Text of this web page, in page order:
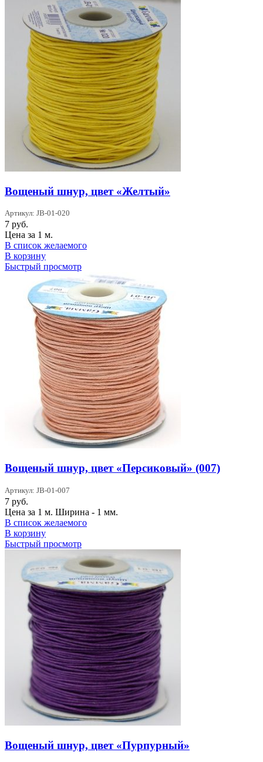
Вощеный шнур, цвет «Желтый»
Артикул: JB-01-020
7 руб.
Цена за 1 м.
В список желаемого
В корзину
Быстрый просмотр
Вощеный шнур, цвет «Персиковый» (007)
Артикул: JB-01-007
7 руб.
Цена за 1 м. Ширина - 1 мм.
В список желаемого
В корзину
Быстрый просмотр
Вощеный шнур, цвет «Пурпурный»